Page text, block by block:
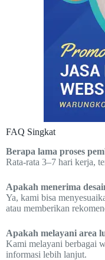
FAQ Singkat
Berapa lama proses
Rata-rata 3–7 hari kerja,
Apakah menerima
Ya, kami bisa
atau memberikan
Apakah melayani area
Kami melayani berbagai
informasi lebih lanjut.